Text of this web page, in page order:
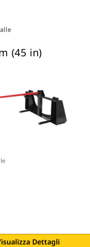
(45 in)
Dettagli